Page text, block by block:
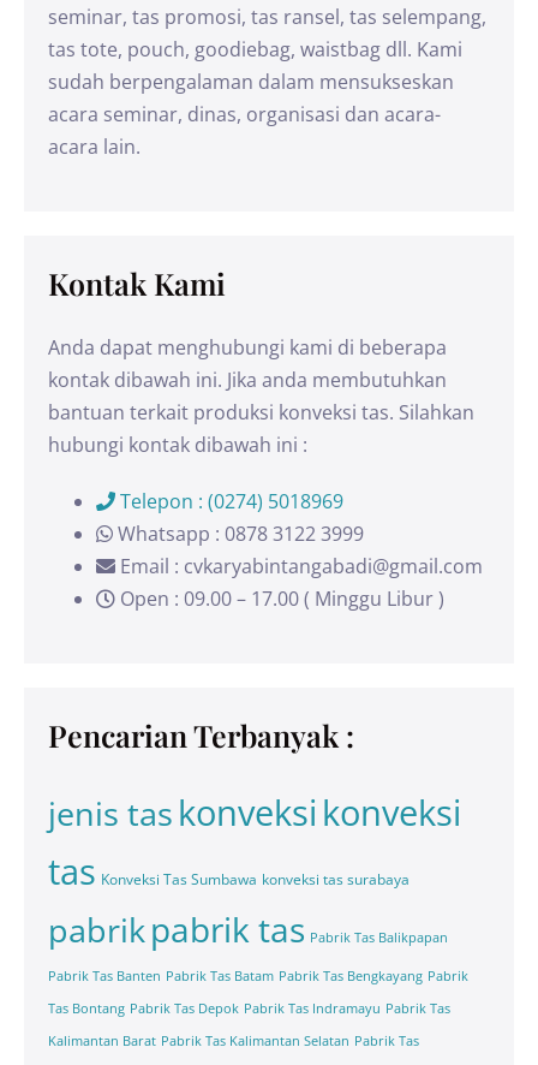
seminar, tas promosi, tas ransel, tas selempang,
tas tote, pouch, goodiebag, waistbag dll. Kami
sudah berpengalaman dalam mensukseskan
acara seminar, dinas, organisasi dan acara-
acara lain.
Kontak Kami
Anda dapat menghubungi kami di beberapa
kontak dibawah ini. Jika anda membutuhkan
bantuan terkait produksi konveksi tas. Silahkan
hubungi kontak dibawah ini :
Telepon : (0274) 5018969
Whatsapp : 0878 3122 3999
Email : cvkaryabintangabadi@gmail.com
Open : 09.00 – 17.00 ( Minggu Libur )
Pencarian Terbanyak :
jenis taskonveksi konveksi
tas Konveksi Tas Sumbawa konveksi tas surabaya
pabrikpabrik tas Pabrik Tas Balikpapan
Pabrik Tas Banten Pabrik Tas Batam Pabrik Tas Bengkayang Pabrik
Tas Bontang Pabrik Tas Depok Pabrik Tas Indramayu Pabrik Tas
Kalimantan Barat Pabrik Tas Kalimantan Selatan Pabrik Tas